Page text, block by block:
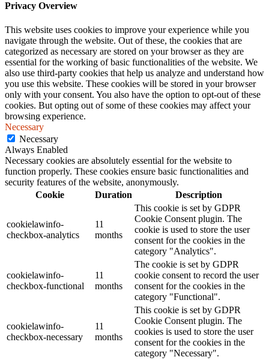
Privacy Overview
This website uses cookies to improve your experience while you
navigate through the website. Out of these, the cookies that are
categorized as necessary are stored on your browser as they are
essential for the working of basic functionalities of the website. We
also use third-party cookies that help us analyze and understand how
you use this website. These cookies will be stored in your browser
only with your consent. You also have the option to opt-out of these
cookies. But opting out of some of these cookies may affect your
browsing experience.
Necessary
Necessary
Always Enabled
Necessary cookies are absolutely essential for the website to
function properly. These cookies ensure basic functionalities and
security features of the website, anonymously.
Cookie
Duration Description
cookielawinfo-
checkbox-analytics
11
months
This cookie is set by GDPR
Cookie Consent plugin. The
cookie is used to store the user
consent for the cookies in the
category "Analytics".
cookielawinfo-
checkbox-functional
11
months
The cookie is set by GDPR
cookie consent to record the user
consent for the cookies in the
category "Functional".
cookielawinfo-
checkbox-necessary
11
months
This cookie is set by GDPR
Cookie Consent plugin. The
cookies is used to store the user
consent for the cookies in the
category "Necessary".